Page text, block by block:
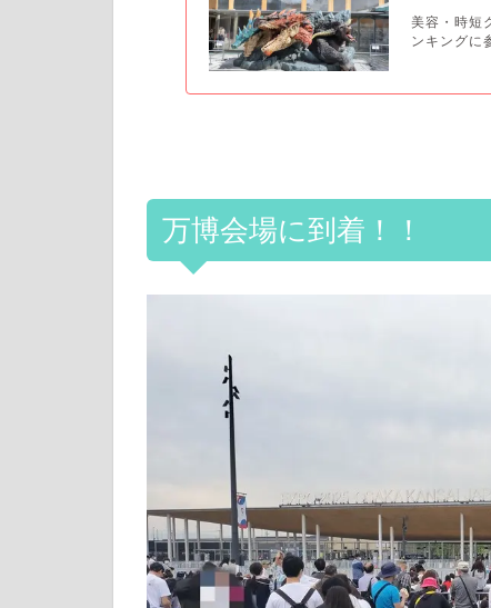
美容・時短
ンキングに
万博会場に到着！！